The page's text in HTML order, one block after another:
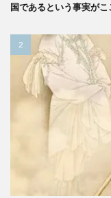
国であるという事実がこ